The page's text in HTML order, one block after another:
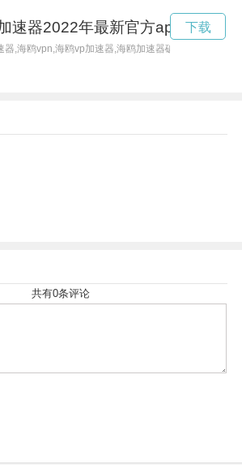
速器2022年最新官方app
器,海鸥vpn,海鸥vp加速器,海鸥加速器破解版,海鸥加
下载
共有0条评论